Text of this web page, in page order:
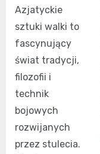
Azjatyckie
sztuki walki to
fascynujący
świat tradycji,
filozofii i
technik
bojowych
rozwijanych
przez stulecia.